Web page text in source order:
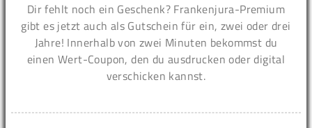
Dir fehlt noch ein Geschenk? Frankenjura-Premium
gibt es jetzt auch als Gutschein für ein, zwei oder drei
Jahre! Innerhalb von zwei Minuten bekommst du
einen Wert-Coupon, den du ausdrucken oder digital
verschicken kannst.